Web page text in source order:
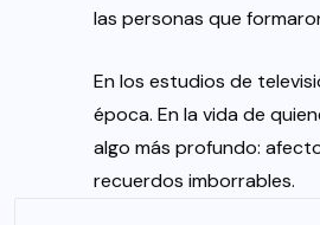
las personas que
En los estudios de
época. En la vida de
algo más profundo:
recuerdos imborrables.